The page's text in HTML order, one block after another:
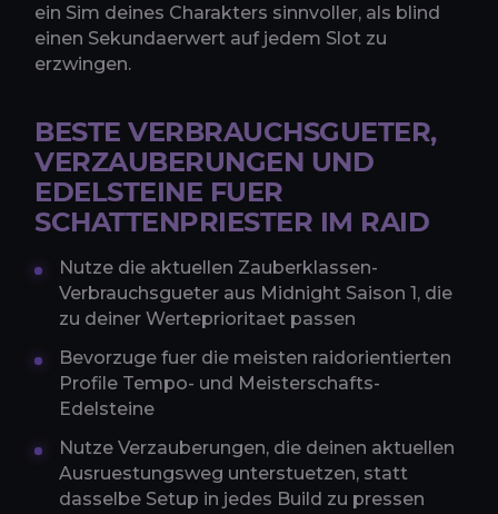
ein Sim deines Charakters sinnvoller, als blind
einen Sekundaerwert auf jedem Slot zu
erzwingen.
BESTE VERBRAUCHSGUETER,
VERZAUBERUNGEN UND
EDELSTEINE FUER
SCHATTENPRIESTER IM RAID
Nutze die aktuellen Zauberklassen-
Verbrauchsgueter aus Midnight Saison 1, die
zu deiner Werteprioritaet passen
Bevorzuge fuer die meisten raidorientierten
Profile Tempo- und Meisterschafts-
Edelsteine
Nutze Verzauberungen, die deinen aktuellen
Ausruestungsweg unterstuetzen, statt
dasselbe Setup in jedes Build zu pressen